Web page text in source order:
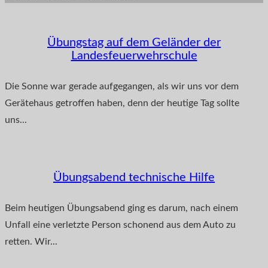
Übungstag auf dem Geländer der
Landesfeuerwehrschule
Die Sonne war gerade aufgegangen, als wir uns vor dem
Gerätehaus getroffen haben, denn der heutige Tag sollte
uns...
Übungsabend technische Hilfe
Beim heutigen Übungsabend ging es darum, nach einem
Unfall eine verletzte Person schonend aus dem Auto zu
retten. Wir...